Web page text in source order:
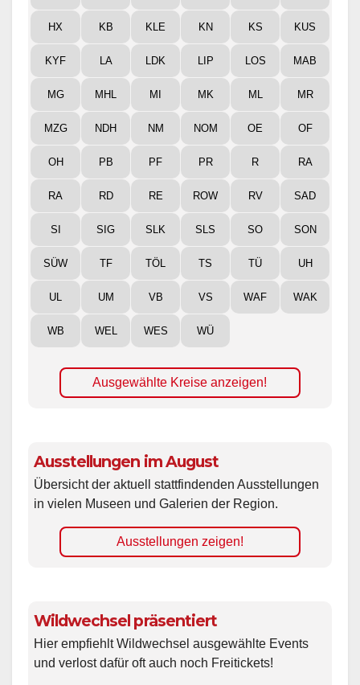
HX KB KLE KN KS KUS
KYF LA LDK LIP LOS MAB
MG MHL MI MK ML MR
MZG NDH NM NOM OE OF
OH PB PF PR R RA
RA RD RE ROW RV SAD
SI SIG SLK SLS SO SON
SÜW TF TÖL TS TÜ UH
UL UM VB VS WAF WAK
WB WEL WES WÜ
Ausgewählte Kreise anzeigen!
Ausstellungen im August
Übersicht der aktuell stattfindenden Ausstellungen
in vielen Museen und Galerien der Region.
Ausstellungen zeigen!
Wildwechsel präsentiert
Hier empfiehlt Wildwechsel ausgewählte Events
und verlost dafür oft auch noch Freitickets!